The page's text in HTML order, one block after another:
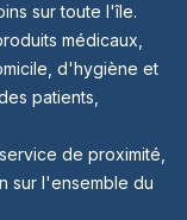
sur toute l'île.
médicaux,
d'hygiène et
patients,
de proximité,
sur l'ensemble du